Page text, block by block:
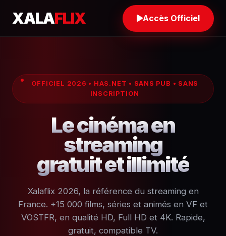
XALAFLIX Accès Officiel
OFFICIEL 2026 • HAS.NET • SANS PUB • SANS
INSCRIPTION
Le cinéma en
streaming
gratuit et illimité
Xalaflix 2026, la référence du streaming en
France. +15 000 films, séries et animés en VF et
VOSTFR, en qualité HD, Full HD et 4K. Rapide,
gratuit, compatible TV.